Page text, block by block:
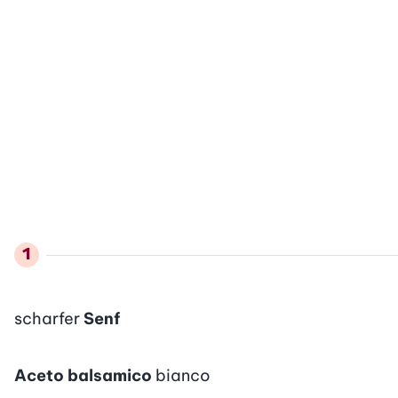
scharferSenf
Aceto balsamico bianco